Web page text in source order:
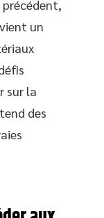
précédent,
un
sur la
des